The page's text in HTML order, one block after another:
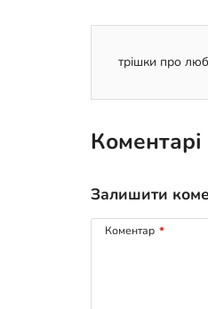
трішки про
Коментарі
Залишити
Коментар *